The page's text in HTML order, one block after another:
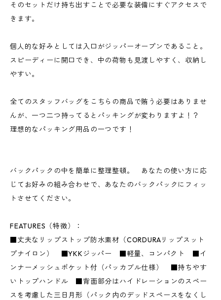
そのセットだけ持ち出すことで必要な装備にすぐアクセスで
きます。
個人的な好みとしては入口がジッパーオープンであること。
スピーディーに開口でき、中の荷物も見渡しやすく、収納し
やすい。
全てのスタッフバッグをこちらの商品で賄う必要はありませ
んが、一つ二つ持ってるとパッキングが変わりますよ！？
理想的なパッキング用品の一つです！
バックパックの中を簡単に整理整頓。 あなたの使い方に応
じてお好みの組み合わせで、あなたのバックパックにフィッ
トさせてください。
FEATURES（特徴）：
■丈夫なリップストップ防水素材（CORDURAリップスット
プナイロン） ■YKKジッパー ■軽量、コンパクト ■イ
ンナーメッシュポケット付（パッカブル仕様） ■持ちやす
いトップハンドル ■背面部分はハイドレーションのスペー
スを考慮した三日月形（パック内のデッドスペースをなくし